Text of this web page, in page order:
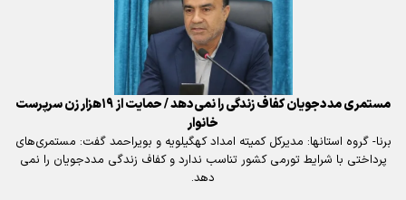
مستمری مددجویان کفاف زندگی را نمی‌دهد / حمایت از ۱۹هزار زن‌ سرپرست
خانوار
برنا- گروه استانها: مدیرکل کمیته امداد کهگیلویه و بویراحمد گفت: مستمری‌های
پرداختی با شرایط تورمی کشور تناسب ندارد و کفاف زندگی مددجویان را نمی
دهد.